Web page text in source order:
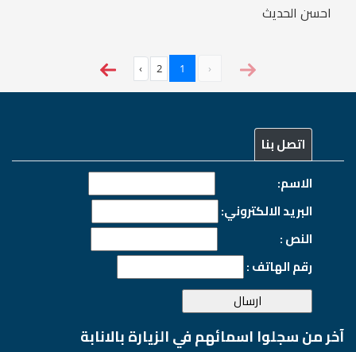
احسن الحديث
‹
1
2
›
اتصل بنا
الاسم:
البريد الالكتروني:
النص :
رقم الهاتف :
آخر من سجلوا اسمائهم في الزيارة بالانابة